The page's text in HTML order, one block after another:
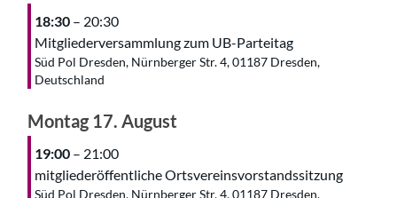
18:30 – 20:30
Mitgliederversammlung zum UB-Parteitag
Süd Pol Dresden, Nürnberger Str. 4, 01187 Dresden,
Deutschland
Montag 17. August
19:00 – 21:00
mitgliederöffentliche Ortsvereinsvorstandssitzung
Süd Pol Dresden, Nürnberger Str. 4, 01187 Dresden,